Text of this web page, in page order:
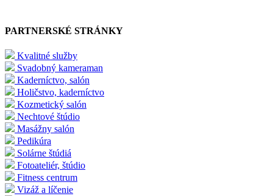
PARTNERSKÉ STRÁNKY
Kvalitné služby
Svadobný kameraman
Kaderníctvo, salón
Holičstvo, kaderníctvo
Kozmetický salón
Nechtové štúdio
Masážny salón
Pedikúra
Solárne štúdiá
Fotoateliér, štúdio
Fitness centrum
Vizáž a líčenie